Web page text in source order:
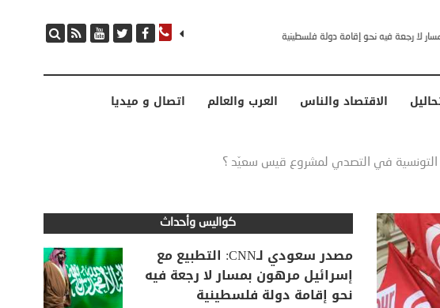
مصدر سعودي لـCNN: التطبيع مع إسرائيل مرهون بمسار لا رجعة فيه نحو إقامة دولة فلسطينية
الاقتصاد والناس العرب والعالم اتصال و ميديا
التونسية في التصدي لمشروع قيس سعيّد ؟
كواليس وأحداث
مصدر سعودي لـCNN: التطبيع مع
إسرائيل مرهون بمسار لا رجعة فيه
نحو إقامة دولة فلسطينية